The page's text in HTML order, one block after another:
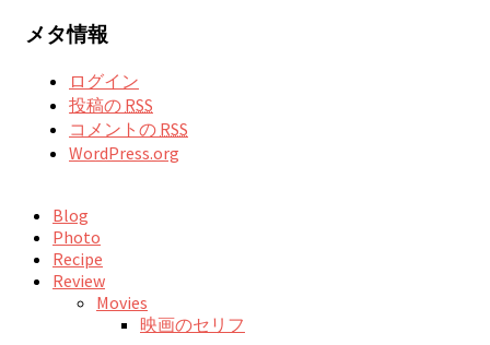
メタ情報
ログイン
投稿の RSS
コメントの RSS
WordPress.org
Blog
Photo
Recipe
Review
Movies
映画のセリフ